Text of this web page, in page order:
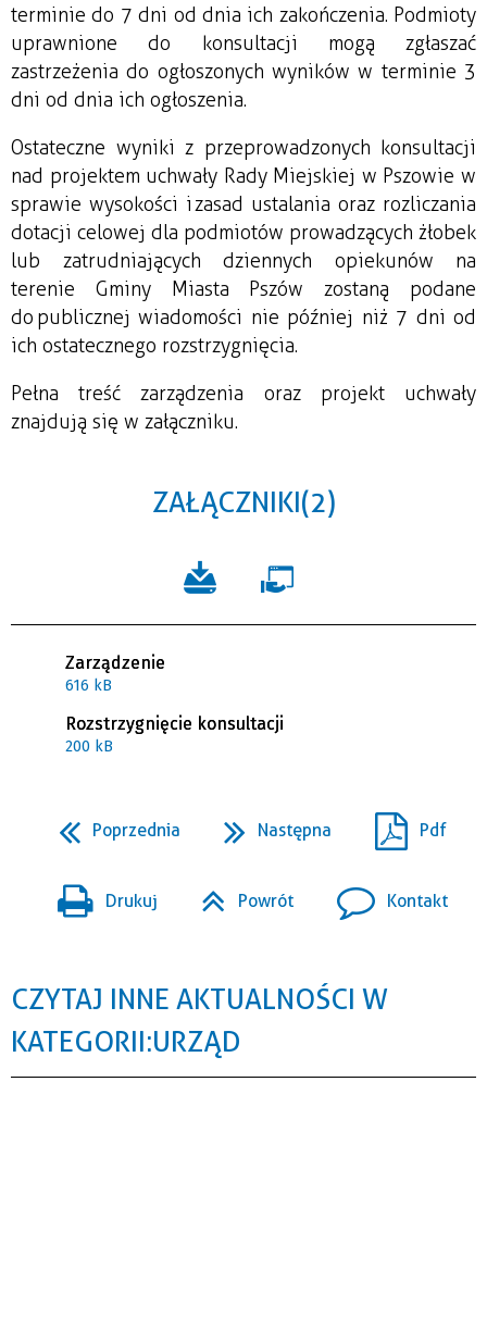
terminie do 7 dni od dnia ich zakończenia. Podmioty
uprawnione do konsultacji mogą zgłaszać
zastrzeżenia do ogłoszonych wyników w terminie 3
dni od dnia ich ogłoszenia.
Ostateczne wyniki z przeprowadzonych konsultacji
nad projektem uchwały Rady Miejskiej w Pszowie w
sprawie wysokości i zasad ustalania oraz rozliczania
dotacji celowej dla podmiotów prowadzących żłobek
lub zatrudniających dziennych opiekunów na
terenie Gminy Miasta Pszów zostaną podane
do publicznej wiadomości nie później niż 7 dni od
ich ostatecznego rozstrzygnięcia.
Pełna treść zarządzenia oraz projekt uchwały
znajdują się w załączniku.
ZAŁĄCZNIKI (2)
Zarządzenie
616 kB
Rozstrzygnięcie konsultacji
200 kB
Poprzednia Następna Pdf
Drukuj Powrót Kontakt
CZYTAJ INNE AKTUALNOŚCI W
KATEGORII: URZĄD